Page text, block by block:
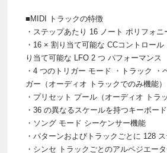
■MIDI トラックの特徴
・ステップあたり 16 ノート ポリフォニ
・16 × 割り当て可能な CCコントロー
り当て可能な LFO 2 つ パフォーマンス
・4 つのトリガー モード ・トラック ・
ガー（オーディオ トラックでのみ機能）
・プリセット プール（オーディオ トラ
・36 の異なるスケールを持つキーボー
・ソング モード シーケンサー機能
・パターンおよびトラックごとに 128
・シンセ トラックごとのアルペジエー